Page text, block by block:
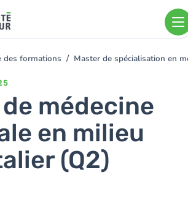
des formations Master de spécialisation en
médecine
en milieu
(Q2)